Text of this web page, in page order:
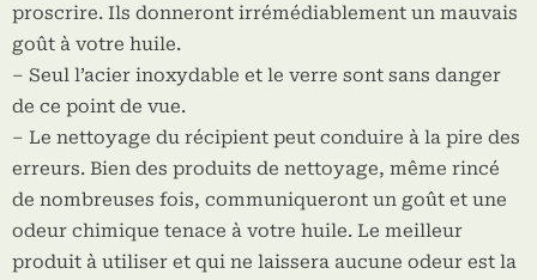
proscrire. Ils donneront irrémédiablement un mauvais
goût à votre huile.
– Seul l’acier inoxydable et le verre sont sans danger
de ce point de vue.
– Le nettoyage du récipient peut conduire à la pire des
erreurs. Bien des produits de nettoyage, même rincé
de nombreuses fois, communiqueront un goût et une
odeur chimique tenace à votre huile. Le meilleur
produit à utiliser et qui ne laissera aucune odeur est la